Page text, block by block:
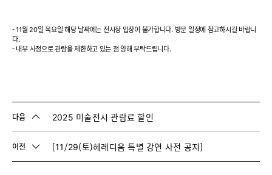
- 11월 20일 목요일 해당 날짜에는 전시장 입장이 불가합니다. 방문 일정에 참고하시길 바랍니
다.
- 내부 사정으로 관람을 제한하고 있는 점 양해 부탁드립니다.
다음 2025 미술전시 관람료 할인
이전 [11/29(토)헤레디움 특별 강연 사전 공지]